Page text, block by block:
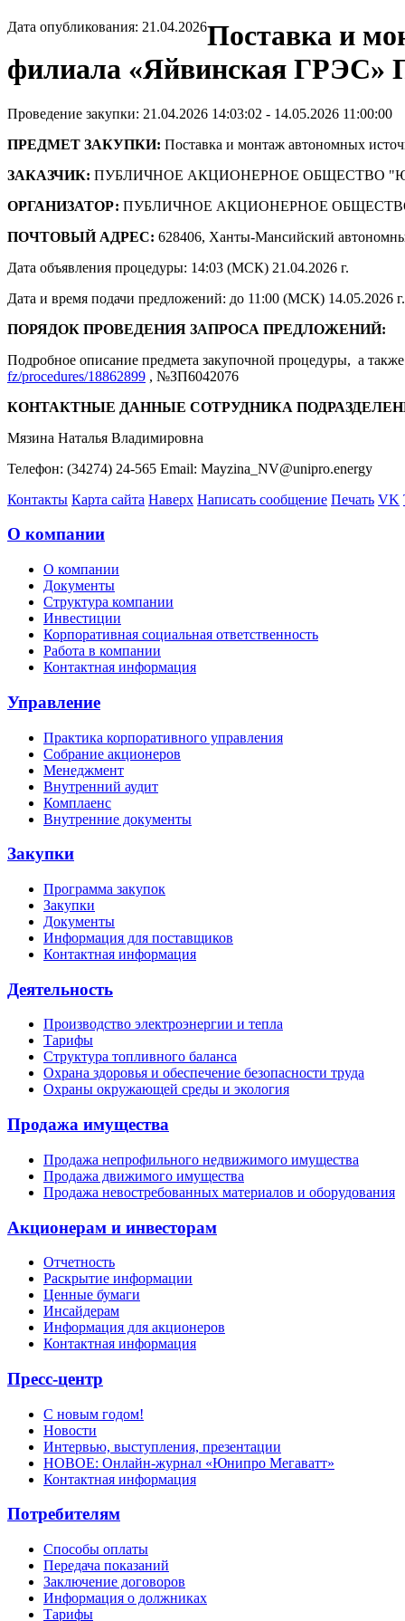
Дата опубликования: 21.04.2026Поставка и
филиала «Яйвинская
Проведение закупки: 21.04.2026 14:03:02 - 14.05.2026 11:00:00
ПРЕДМЕТ ЗАКУПКИ: Поставка и монтаж автономных
ЗАКАЗЧИК: ПУБЛИЧНОЕ АКЦИОНЕРНОЕ ОБЩЕСТВО
ОРГАНИЗАТОР: ПУБЛИЧНОЕ АКЦИОНЕРНОЕ
ПОЧТОВЫЙ АДРЕС: 628406, Ханты-Мансийский
Дата объявления процедуры: 14:03 (МСК) 21.04.2026 г.
Дата и время подачи предложений: до 11:00 (МСК) 14.05.2026 г.
ПОРЯДОК ПРОВЕДЕНИЯ ЗАПРОСА ПРЕДЛОЖЕНИЙ:
Подробное описание предмета закупочной процедуры, а
fz/procedures/18862899 , №ЗП6042076
КОНТАКТНЫЕ ДАННЫЕ СОТРУДНИКА
Мязина Наталья Владимировна
Телефон: (34274) 24-565 Email: Mayzina_NV@unipro.energy
Контакты Карта сайта Наверх Написать сообщение Печать VK
О компании
О компании
Документы
Структура компании
Инвестиции
Корпоративная социальная ответственность
Работа в компании
Контактная информация
Управление
Практика корпоративного управления
Собрание акционеров
Менеджмент
Внутренний аудит
Комплаенс
Внутренние документы
Закупки
Программа закупок
Закупки
Документы
Информация для поставщиков
Контактная информация
Деятельность
Производство электроэнергии и тепла
Тарифы
Структура топливного баланса
Охрана здоровья и обеспечение безопасности труда
Охраны окружающей среды и экология
Продажа имущества
Продажа непрофильного недвижимого имущества
Продажа движимого имущества
Продажа невостребованных материалов и оборудования
Акционерам и инвесторам
Отчетность
Раскрытие информации
Ценные бумаги
Инсайдерам
Информация для акционеров
Контактная информация
Пресс-центр
С новым годом!
Новости
Интервью, выступления, презентации
НОВОЕ: Онлайн-журнал «Юнипро Мегаватт»
Контактная информация
Потребителям
Способы оплаты
Передача показаний
Заключение договоров
Информация о должниках
Тарифы